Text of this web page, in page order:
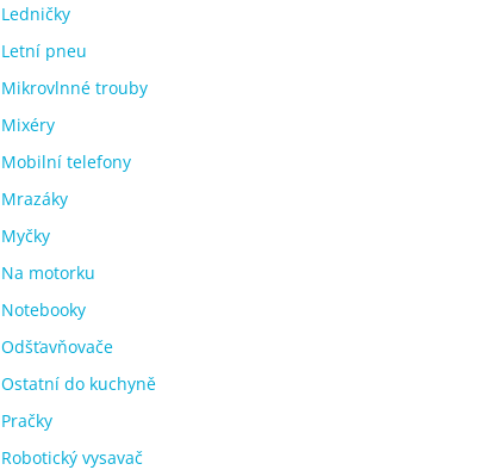
Ledničky
Letní pneu
Mikrovlnné trouby
Mixéry
Mobilní telefony
Mrazáky
Myčky
Na motorku
Notebooky
Odšťavňovače
Ostatní do kuchyně
Pračky
Robotický vysavač